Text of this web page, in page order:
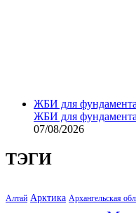
ЖБИ для фундамента
ЖБИ для фундамента
07/08/2026
ТЭГИ
Алтай Арктика Архангельская